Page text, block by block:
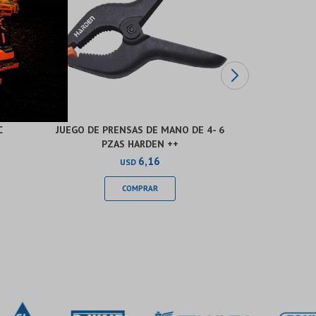
JUEGO DE PRENSAS DE MANO DE 4- 6
PZAS HARDEN ++
USD 6,16